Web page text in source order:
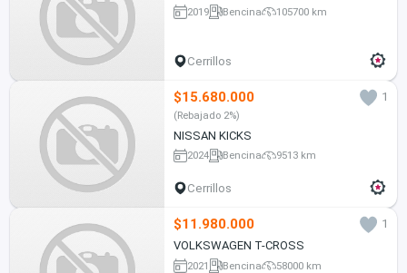
2019 Bencina 105700 km
Cerrillos
$15.680.000 1
(Rebajado 2%)
NISSAN KICKS
2024 Bencina 9513 km
Cerrillos
$11.980.000
1
VOLKSWAGEN T-CROSS
2021 Bencina 58000 km